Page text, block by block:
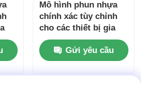
Mô hình phun nhựa
chính xác tùy chỉnh
cho các thiết bị gia
dụng có tuổi thọ dài
Gửi yêu cầu